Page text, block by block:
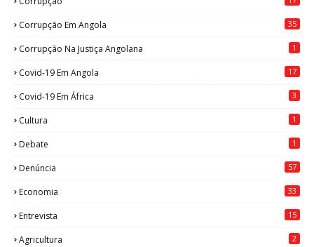
Corrupção Em Angola 35
Corrupção Na Justiça Angolana 1
Covid-19 Em Angola 17
Covid-19 Em África 3
Cultura 1
Debate 1
Denúncia 57
Economia 33
Entrevista 15
Agricultura 2